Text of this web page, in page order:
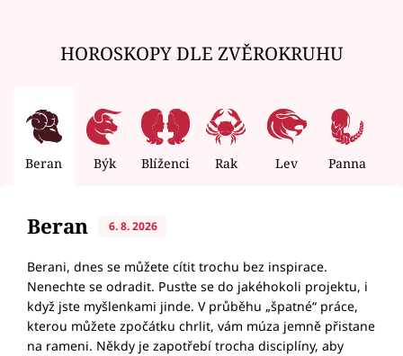
HOROSKOPY DLE ZVĚROKRUHU
Beran Býk Blíženci Rak Lev Panna
Beran 6. 8. 2026
Berani, dnes se můžete cítit trochu bez inspirace.
Nenechte se odradit. Pusťte se do jakéhokoli projektu, i
když jste myšlenkami jinde. V průběhu „špatné“ práce,
kterou můžete zpočátku chrlit, vám múza jemně přistane
na rameni. Někdy je zapotřebí trocha disciplíny, aby